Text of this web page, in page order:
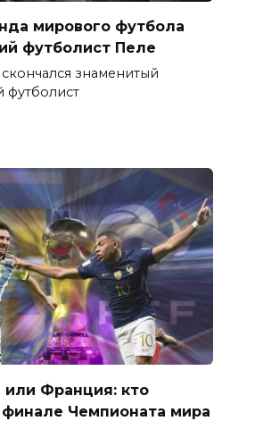
мирового футбола
футболист Пеле
знаменитый
футболист
или Франция: кто
Чемпионата мира